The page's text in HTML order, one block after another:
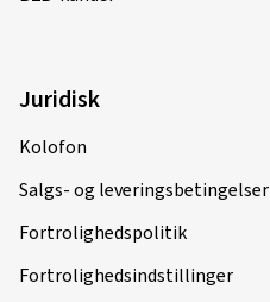
Juridisk
Kolofon
Salgs- og leveringsbetingelser
Fortrolighedspolitik
Fortrolighedsindstillinger